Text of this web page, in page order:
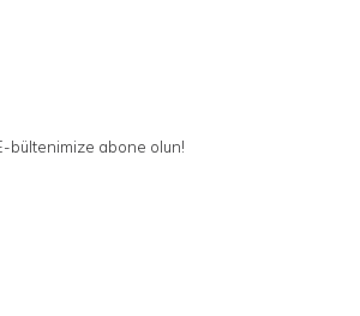
bültenimize abone olun!